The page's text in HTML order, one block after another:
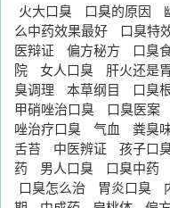
火大口臭 口臭的原因
么中药效果最好
口臭特
医辩证
偏方秘方 口臭
院
女人口臭 肝火还是
臭调理
本草纲目 口臭
甲硝唑治口臭
口臭医案
唑治疗口臭
气血 粪臭
舌苔
中医辨证 孩子口
药
男人口臭 口臭中药
口臭怎么治
胃炎口臭